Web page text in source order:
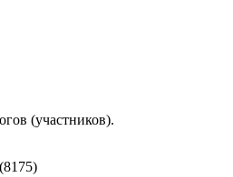
(участников).